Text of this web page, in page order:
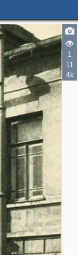
1
11
4k